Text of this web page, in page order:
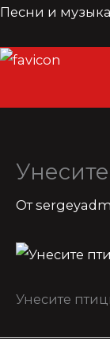
Перейти
содержимому
Песни и музыка
От
Унесите